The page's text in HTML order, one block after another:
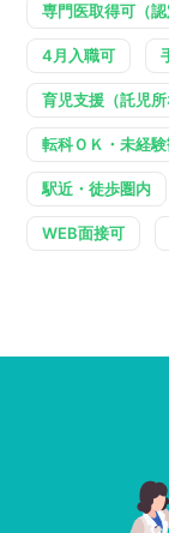
専門医取得可（認
4月入職可
育児支援（託児所
転科ＯＫ・未経
駅近・徒歩圏内
WEB面接可